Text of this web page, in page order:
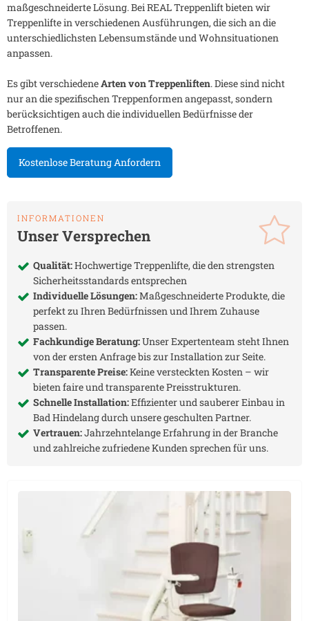
maßgeschneiderte Lösung. Bei REAL Treppenlift bieten wir
Treppenlifte in verschiedenen Ausführungen, die sich an die
unterschiedlichsten Lebensumstände und Wohnsituationen
anpassen.
Es gibt verschiedeneArten von Treppenliften. Diese sind nicht
nur an die spezifischen Treppenformen angepasst, sondern
berücksichtigen auch die individuellen Bedürfnisse der
Betroffenen.
Kostenlose Beratung Anfordern
INFORMATIONEN
Unser Versprechen
Qualität:Hochwertige Treppenlifte, die den strengsten
Sicherheitsstandards entsprechen
Individuelle Lösungen:Maßgeschneiderte Produkte, die
perfekt zu Ihren Bedürfnissen und Ihrem Zuhause
passen.
Fachkundige Beratung:Unser Expertenteam steht Ihnen
von der ersten Anfrage bis zur Installation zur Seite.
Transparente Preise:Keine versteckten Kosten – wir
bieten faire und transparente Preisstrukturen.
Schnelle Installation:Effizienter und sauberer Einbau in
Bad Hindelangdurch unsere geschulten Partner.
Vertrauen:Jahrzehntelange Erfahrung in der Branche
und zahlreiche zufriedene Kunden sprechen für uns.